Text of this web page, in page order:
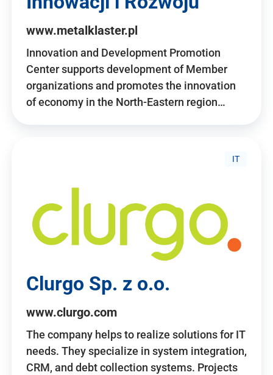
www.metalklaster.pl
Innovation and Development Promotion
Center supports development of Member
organizations and promotes the innovation
of economy in the North-Eastern region…
IT
Clurgo Sp. z o.o.
www.clurgo.com
The company helps to realize solutions for IT
needs. They specialize in system integration,
CRM, and debt collection systems. Projects